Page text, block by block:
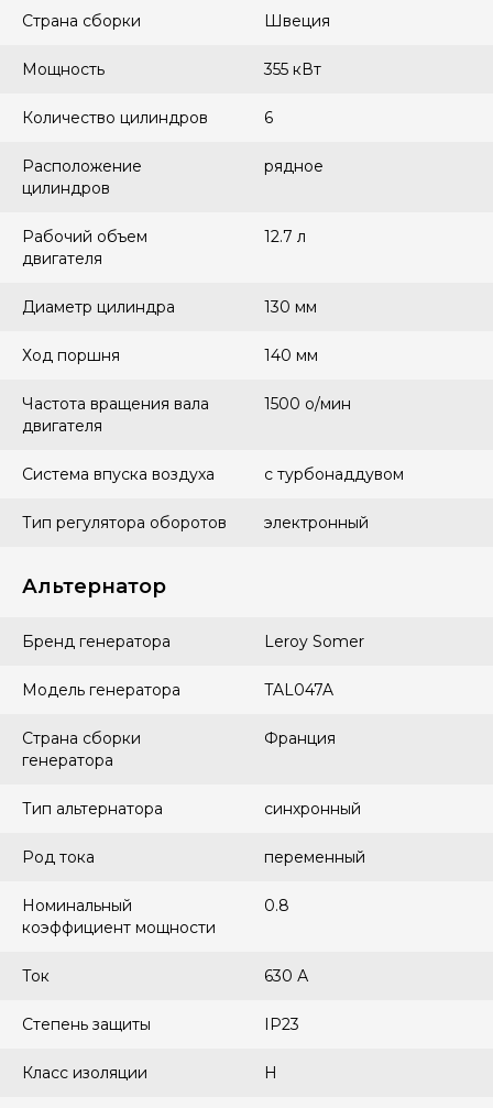
Страна сборки Швеция
Мощность 355 кВт
Количество цилиндров 6
Расположение
цилиндров
рядное
Рабочий объем
двигателя
12.7 л
Диаметр цилиндра 130 мм
Ход поршня 140 мм
Частота вращения вала
двигателя
1500 о/мин
Система впуска воздуха с турбонаддувом
Тип регулятора оборотов электронный
Альтернатор
Бренд генератора Leroy Somer
Модель генератора TAL047A
Страна сборки
генератора
Франция
Тип альтернатора синхронный
Род тока переменный
Номинальный
коэффициент мощности
0.8
Ток 630 А
Степень защиты IP23
Класс изоляции H